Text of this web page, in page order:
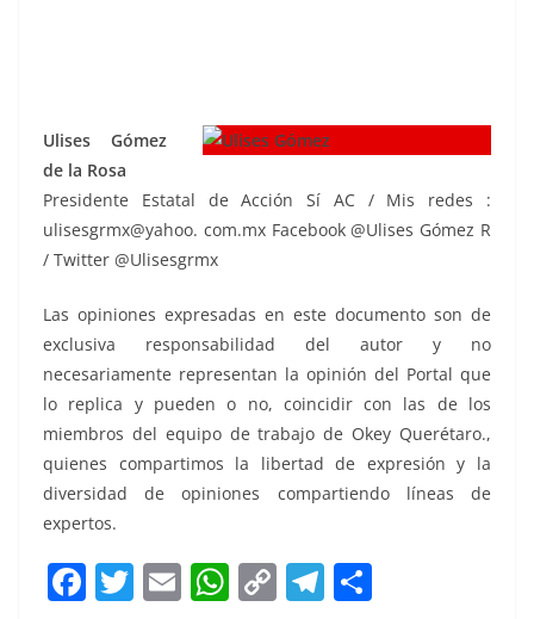
Ulises Gómez
de la Rosa
Presidente Estatal de Acción Sí AC / Mis redes :
ulisesgrmx@yahoo. com.mx Facebook @Ulises Gómez R
/ Twitter @Ulisesgrmx
Las opiniones expresadas en este documento son de
exclusiva responsabilidad del autor y no
necesariamente representan la opinión del Portal que
lo replica y pueden o no, coincidir con las de los
miembros del equipo de trabajo de Okey Querétaro.,
quienes compartimos la libertad de expresión y la
diversidad de opiniones compartiendo líneas de
expertos.
F T E W C T